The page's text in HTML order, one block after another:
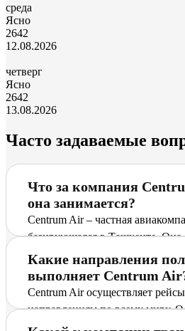
среда
Ясно
2642
12.08.2026
четверг
Ясно
2642
13.08.2026
Часто задаваемые
Что за компания
она занимается?
Centrum Air – частная
базирующаяся в Ташкенте. Она
ведущих перевозчиков
пассажирам регулярные и
международным и внутренним
включая Франкфурт –
Какие направления
выполняет Centrum
Centrum Air осуществляет
направлениям по всему миру.
включают крупные